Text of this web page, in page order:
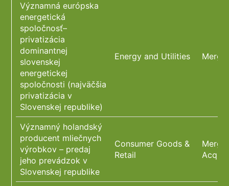
Významná európska
energetická
spoločnosť–
privatizácia
dominantnej
slovenskej
energetickej
spoločnosti (najväčšia
privatizácia v
Slovenskej republike)
Energy and Utilities
Významný holandský
producent mliečnych
výrobkov – predaj
jeho prevádzok v
Slovenskej republike
Consumer Goods &
Retail